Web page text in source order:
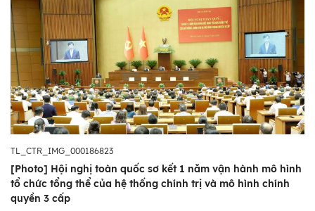
TL_CTR_IMG_000186823
[Photo] Hội nghị toàn quốc sơ kết 1 năm vận hành mô hình
tổ chức tổng thể của hệ thống chính trị và mô hình chính
quyền 3 cấp